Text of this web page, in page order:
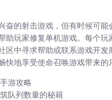
奋的射击游戏，但有时候可
助玩家修复单机游戏。每个
区中寻求帮助或联系游戏开
快地享受使命召唤游戏带来的
游攻略
队列数量的秘籍